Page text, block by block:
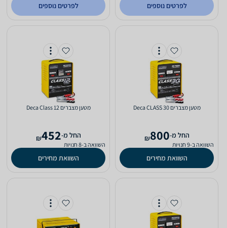
לפרטים נוספים לפרטים נוספים
‏מטען מצברים Deca CLASS 30
‫החל מ-800
₪
השוואה ב-9 חנויות
השוואת מחירים
‏מטען מצברים Deca Class 12
‫החל מ-452
₪
השוואה ב-8 חנויות
השוואת מחירים